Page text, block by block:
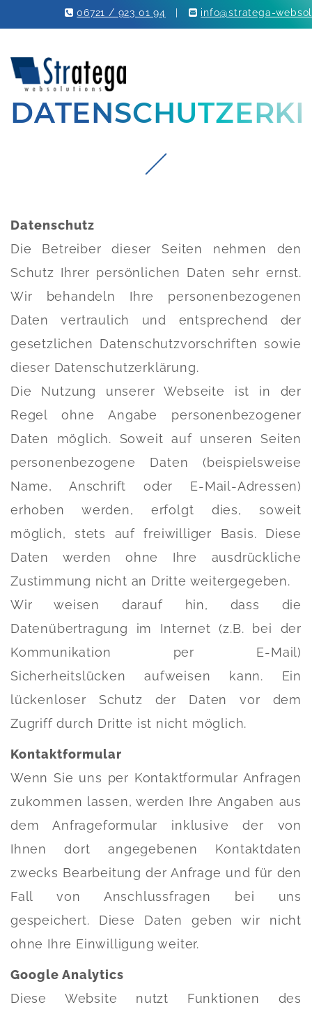
06721 / 923 01 94 info@stratega-
Datenschutz
Die Betreiber dieser Seiten nehmen den
Schutz Ihrer persönlichen Daten sehr ernst.
Wir behandeln Ihre personenbezogenen
Daten vertraulich und entsprechend der
gesetzlichen Datenschutzvorschriften sowie
dieser Datenschutzerklärung.
Die Nutzung unserer Webseite ist in der
Regel ohne Angabe personenbezogener
Daten möglich. Soweit auf unseren Seiten
personenbezogene Daten (beispielsweise
Name, Anschrift oder E-Mail-Adressen)
erhoben werden, erfolgt dies, soweit
möglich, stets auf freiwilliger Basis. Diese
Daten werden ohne Ihre ausdrückliche
Zustimmung nicht an Dritte weitergegeben.
Wir weisen darauf hin, dass die
Datenübertragung im Internet (z.B. bei der
Kommunikation per E-Mail)
Sicherheitslücken aufweisen kann. Ein
lückenloser Schutz der Daten vor dem
Zugriff durch Dritte ist nicht möglich.
Kontaktformular
Wenn Sie uns per Kontaktformular Anfragen
zukommen lassen, werden Ihre Angaben aus
dem Anfrageformular inklusive der von
Ihnen dort angegebenen Kontaktdaten
zwecks Bearbeitung der Anfrage und für den
Fall von Anschlussfragen bei uns
gespeichert. Diese Daten geben wir nicht
ohne Ihre Einwilligung weiter.
Google Analytics
Diese Website nutzt Funktionen des